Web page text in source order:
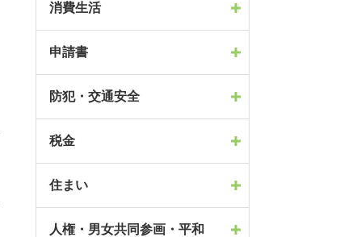
消費生活
申請書
防犯・交通安全
税金
住まい
人権・男女共同参画・平和